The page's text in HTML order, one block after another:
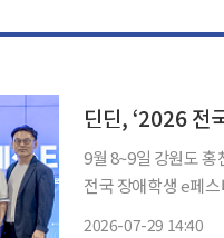
딘딘, ‘2026 전
9월 8~9일 강원도 홍천 개최…
전국 장애학생 e페
2026-07-29 14:40